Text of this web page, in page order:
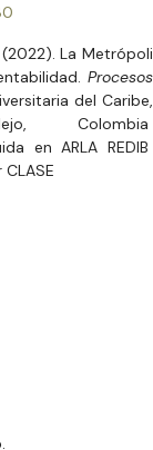
(2022). La Metrópoli
Procesos
del Caribe,
Colombia
en ARLA REDIB